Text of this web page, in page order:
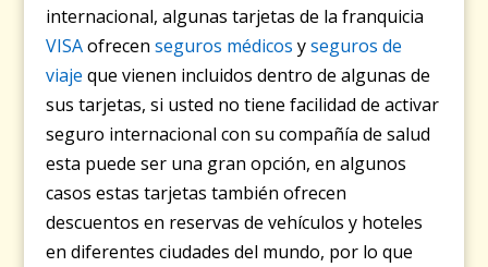
internacional, algunas tarjetas de la franquicia
VISAofrecenseguros médicos yseguros de
viaje que vienen incluidos dentro de algunas de
sus tarjetas, si usted no tiene facilidad de activar
seguro internacional con su compañía de salud
esta puede ser una gran opción, en algunos
casos estas tarjetas también ofrecen
descuentos en reservas de vehículos y hoteles
en diferentes ciudades del mundo, por lo que